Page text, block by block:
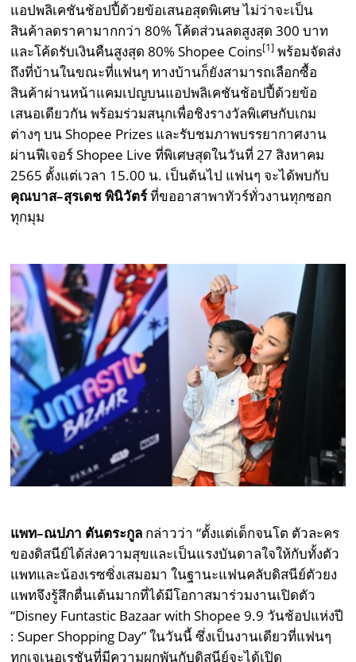
แอปพลิเคชันช้อปปี้ด้วยข้อเสนอสุดพิเศษ ไม่ว่าจะเป็น
สินค้าลดราคามากกว่า 80% โค้ดส่วนลดสูงสุด 300 บาท
และโค้ดรับเงินคืนสูงสุด 80% Shopee Coins[1] พร้อมจัดส่ง
ถึงที่บ้านในขณะที่แฟนๆ ทางบ้านก็ยังสามารถเลือกซื้อ
สินค้าผ่านหน้าแคมเปญบนแอปพลิเคชันช้อปปี้ด้วยข้อ
เสนอเดียวกัน พร้อมร่วมสนุกเพื่อชิงรางวัลพิเศษกับเกม
ต่างๆ บน Shopee Prizes และรับชมภาพบรรยากาศงาน
ผ่านฟีเจอร์ Shopee Live ที่พิเศษสุดในวันที่ 27 สิงหาคม
2565 ตั้งแต่เวลา 15.00 น. เป็นต้นไป แฟนๆ จะได้พบกับ
คุณบาส–สุรเดช พินิวัตร์ที่ขออาสาพาทัวร์ทั่วงานทุกซอก
ทุกมุม
แพท–ณปภา ตันตระกูล กล่าวว่า “ตั้งแต่เด็กจนโต ตัวละคร
ของดิสนีย์ได้ส่งความสุขและเป็นแรงบันดาลใจให้กับทั้งตัว
แพทและน้องเรซซิ่งเสมอมา ในฐานะแฟนคลับดิสนีย์ตัวยง
แพทจึงรู้สึกตื่นเต้นมากที่ได้มีโอกาสมาร่วมงานเปิดตัว
“Disney Funtastic Bazaar with Shopee 9.9 วันช้อปแห่งปี
: Super Shopping Day” ในวันนี้ ซึ่งเป็นงานเดียวที่แฟนๆ
ทุกเจเนอเรชันที่มีความผูกพันกับดิสนีย์จะได้เปิด